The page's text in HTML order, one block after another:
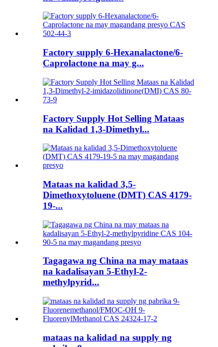
Factory supply 6-Hexanalactone/6-
Caprolactone na may g...
Factory Supply Hot Selling Mataas
na Kalidad 1,3-Dimethyl...
Mataas na kalidad 3,5-
Dimethoxytoluene (DMT) CAS 4179-
19-...
Tagagawa ng China na may mataas
na kadalisayan 5-Ethyl-2-
methylpyrid...
mataas na kalidad na supply ng